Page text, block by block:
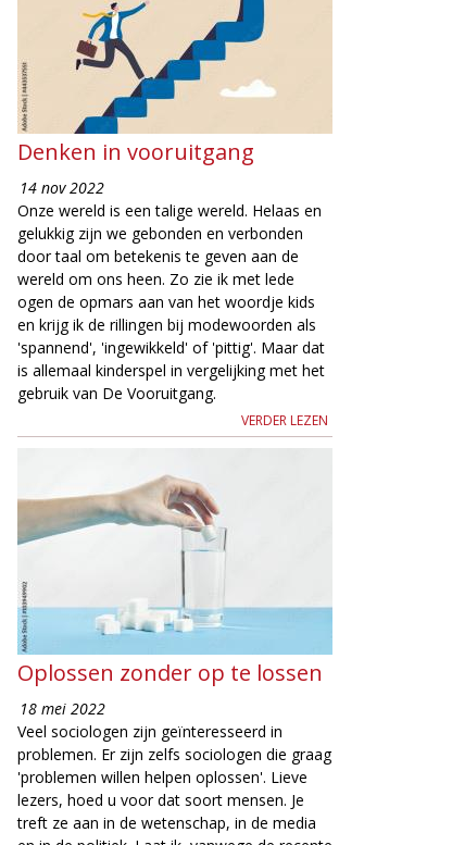
Denken in vooruitgang
14 nov 2022
Onze wereld is een talige wereld. Helaas en
gelukkig zijn we gebonden en verbonden
door taal om betekenis te geven aan de
wereld om ons heen. Zo zie ik met lede
ogen de opmars aan van het woordje kids
en krijg ik de rillingen bij modewoorden als
'spannend', 'ingewikkeld' of 'pittig'. Maar dat
is allemaal kinderspel in vergelijking met het
gebruik van De Vooruitgang.
VERDER LEZEN
Oplossen zonder op te lossen
18 mei 2022
Veel sociologen zijn geïnteresseerd in
problemen. Er zijn zelfs sociologen die graag
'problemen willen helpen oplossen'. Lieve
lezers, hoed u voor dat soort mensen. Je
treft ze aan in de wetenschap, in de media